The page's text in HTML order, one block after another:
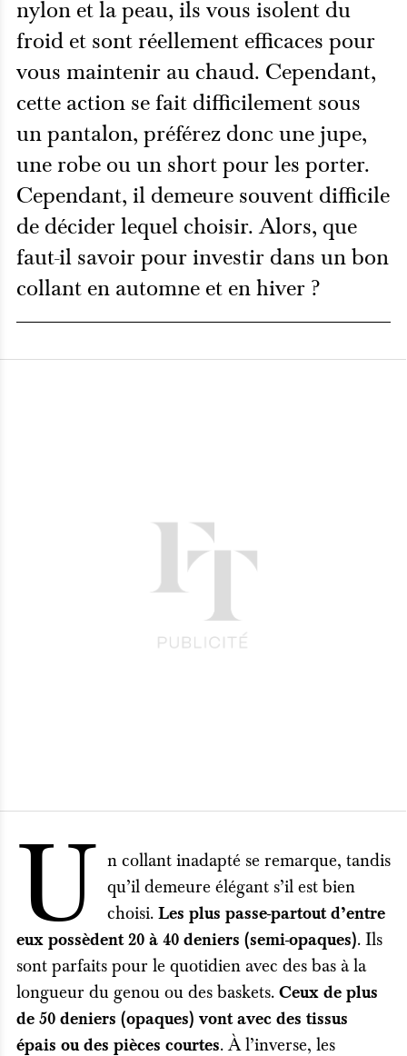
nylon et la peau, ils vous isolent du
froid et sont réellement efficaces pour
vous maintenir au chaud. Cependant,
cette action se fait difficilement sous
un pantalon, préférez donc une jupe,
une robe ou un short pour les porter.
Cependant, il demeure souvent difficile
de décider lequel choisir. Alors, que
faut-il savoir pour investir dans un bon
collant en automne et en hiver ?
U n collant inadapté se remarque, tandis
qu’il demeure élégant s’il est bien
choisi.Les plus passe-partout d’entre
eux possèdent 20 à 40 deniers (semi-opaques). Ils
sont parfaits pour le quotidien avec des bas à la
longueur du genou ou des baskets. Ceux de plus
de 50 deniers (opaques) vont avec des tissus
épais ou des pièces courtes. À l’inverse, les